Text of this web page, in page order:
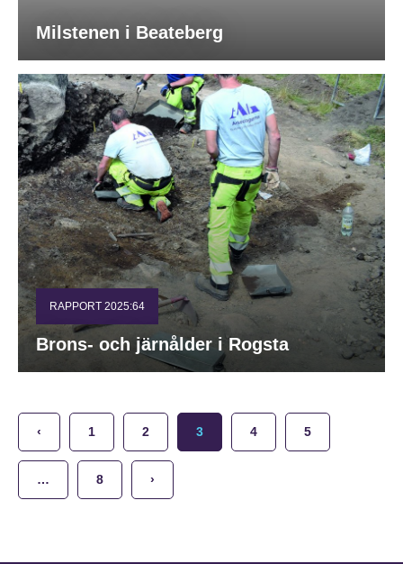
Milstenen i Beateberg
RAPPORT 2025:64
Brons- och järnålder i Rogsta
‹ 1 2 3 4 5
… 8 ›